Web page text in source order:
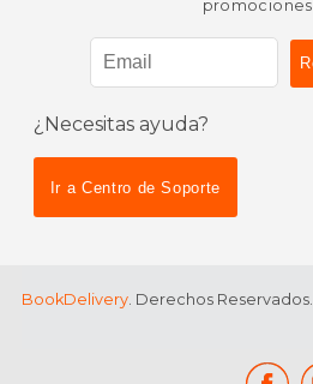
promociones
¿Necesitas ayuda?
Ir a Centro de Soporte
BookDelivery. Derechos Reservados.